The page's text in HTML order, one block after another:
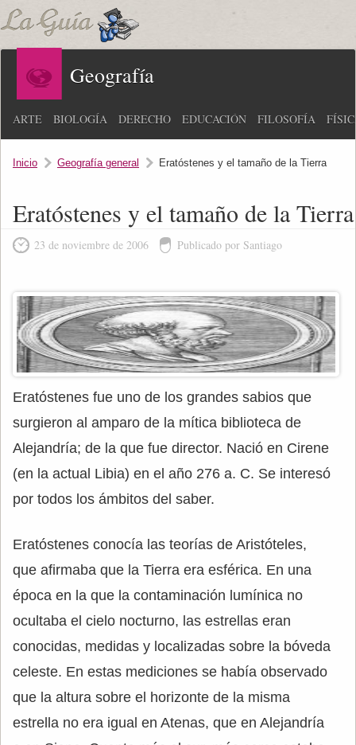
Geografía
ARTE BIOLOGÍA DERECHO EDUCACIÓN FILOSOFÍA
Inicio Geografía general Eratóstenes y el tamaño de la Tierra
Eratóstenes y el tamaño de la Tierra
23 de noviembre de 2006 Publicado por Santiago
Eratóstenes fue uno de los grandes sabios que
surgieron al amparo de la mítica biblioteca de
Alejandría; de la que fue director. Nació en Cirene
(en la actual Libia) en el año 276 a. C. Se interesó
por todos los ámbitos del saber.
Eratóstenes conocía las teorías de Aristóteles,
que afirmaba que la Tierra era esférica. En una
época en la que la contaminación lumínica no
ocultaba el cielo nocturno, las estrellas eran
conocidas, medidas y localizadas sobre la bóveda
celeste. En estas mediciones se había observado
que la altura sobre el horizonte de la misma
estrella no era igual en Atenas, que en Alejandría